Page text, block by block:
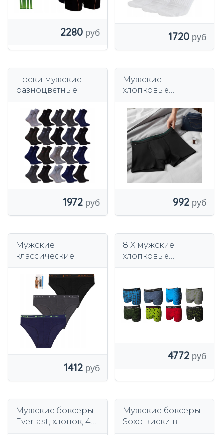
2280 1720
Носки мужские
разноцветные
1972
Мужские
хлопковые
классического
кроя Moraj Black
992
Мужские
классические
хлопок в коробке, 3
упаковки MORAJ
1412
8 X мужские
хлопковые
4772
Мужские боксеры
Everlast, хлопок, 4
Мужские боксеры
Soxo виски в